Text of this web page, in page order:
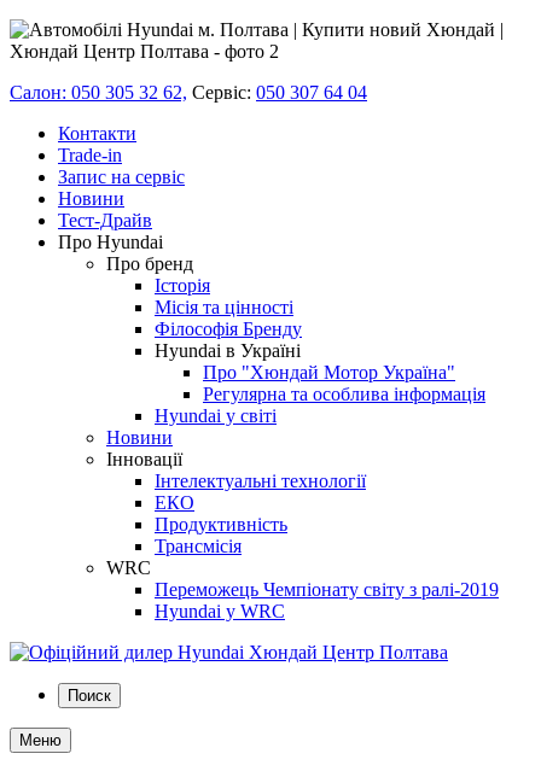
Салон: 050 305 32 62, Сервіс: 050 307 64 04
Контакти
Trade-in
Запис на сервіс
Новини
Тест-Драйв
Про Hyundai
Про бренд
Історія
Місія та цінності
Філософія Бренду
Hyundai в Україні
Про "Хюндай Мотор Україна"
Регулярна та особлива інформація
Hyundai у світі
Новини
Інновації
Інтелектуальні технології
ЕКО
Продуктивність
Трансмісія
WRC
Переможець Чемпіонату світу з ралі-2019
Hyundai у WRC
Поиск
Меню